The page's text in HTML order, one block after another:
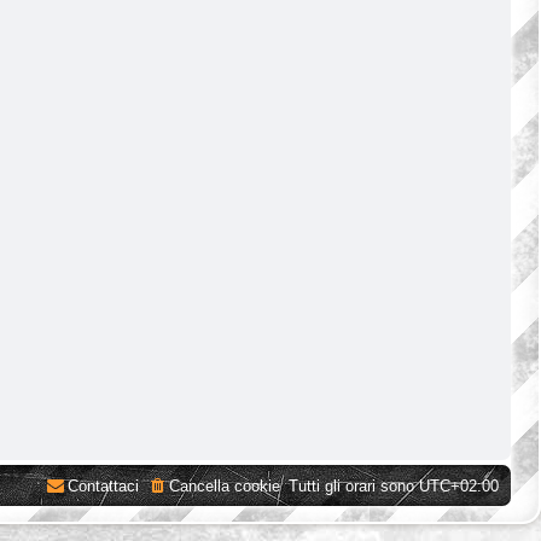
Tutti gli orari sonoUTC+02:00
Cancella cookie
Contattaci